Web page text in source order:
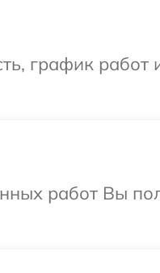
график работ
работ Вы